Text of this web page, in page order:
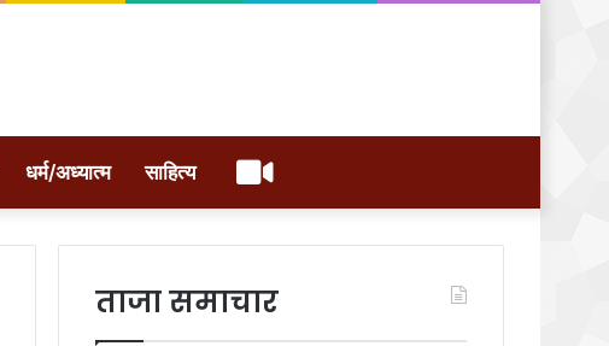
धर्म/अध्यात्म साहित्य वीडियो
ताजा समाचार